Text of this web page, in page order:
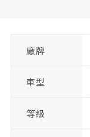
廠牌
車型
等級